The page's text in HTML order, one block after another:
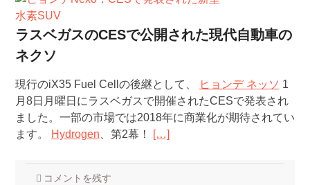
ラスベガスのCESで公開された現代自動車の
ネクソ
現行のiX35 Fuel Cellの後継として、 ヒョンデ ネッソ 1
月8日月曜日にラスベガスで開催されたCESで発表され
ました。一部の市場では2018年に商業化が期待されてい
ます。
Hydrogen 、第2幕！ […]
コメントを残す